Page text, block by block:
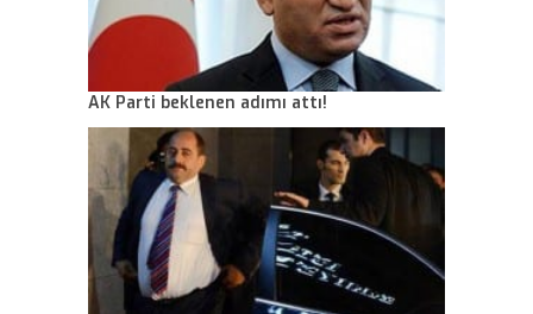
AK Parti beklenen adımı attı!